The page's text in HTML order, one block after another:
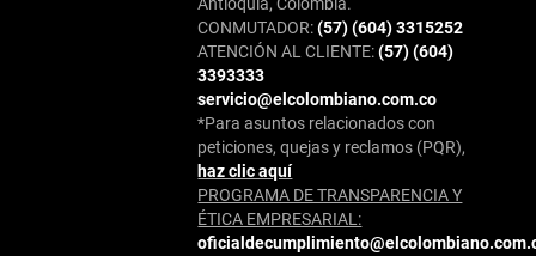
CONMUTADOR:(57) (604) 3315252
ATENCIÓN AL CLIENTE:(57) (604)
3393333
servicio@elcolombiano.com.co
*Para asuntos relacionados con
peticiones, quejas y reclamos (PQR),
haz clic aquí
PROGRAMA DE TRANSPARENCIA Y
ÉTICA EMPRESARIAL: